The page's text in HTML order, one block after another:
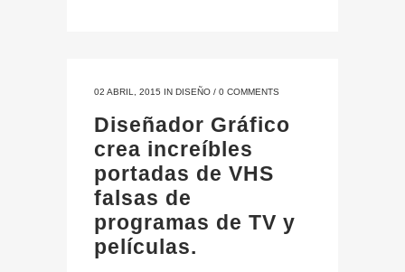
02 ABRIL, 2015 IN DISEÑO / 0 COMMENTS
Diseñador Gráfico
crea increíbles
portadas de VHS
falsas de
programas de TV y
películas.